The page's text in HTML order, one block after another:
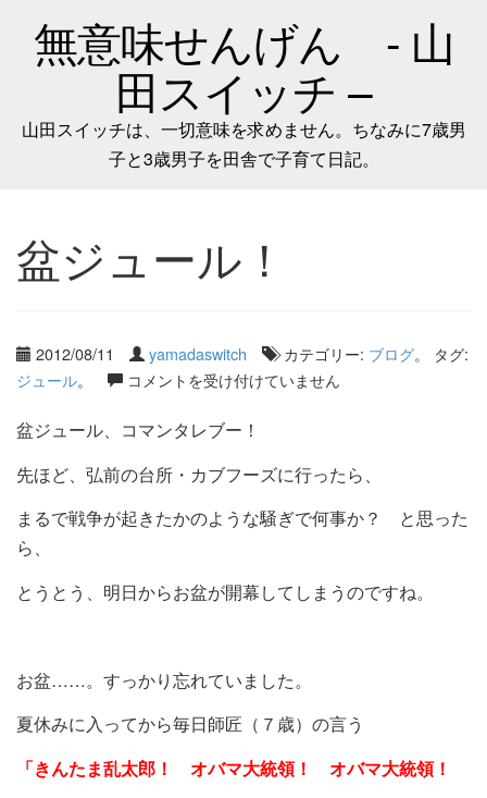
無意味せんげん - 山
田スイッチ –
山田スイッチは、一切意味を求めません。ちなみに7歳男
子と3歳男子を田舎で子育て日記。
盆ジュール！
2012/08/11 yamadaswitch カテゴリー: ブログ。 タグ:
ジュール。 コメントを受け付けていません
盆ジュール、コマンタレブー！
先ほど、弘前の台所・カブフーズに行ったら、
まるで戦争が起きたかのような騒ぎで何事か？ と思った
ら、
とうとう、明日からお盆が開幕してしまうのですね。
お盆……。すっかり忘れていました。
夏休みに入ってから毎日師匠（７歳）の言う
「きんたま乱太郎！ オバマ大統領！ オバマ大統領！